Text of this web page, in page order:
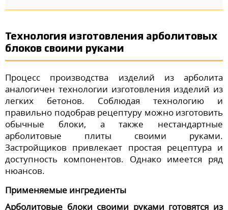
Технология изготовления арболитовых
блоков своими руками
Процесс производства изделий из арболита
аналогичен технологии изготовления изделий из
легких бетонов. Соблюдая технологию и
правильно подобрав рецептуру можно изготовить
обычные блоки, а также нестандартные
арболитовые плиты своими руками.
Застройщиков привлекает простая рецептура и
доступность компонентов. Однако имеется ряд
нюансов.
Применяемые ингредиенты
Арболитовые блоки своими руками готовятся из